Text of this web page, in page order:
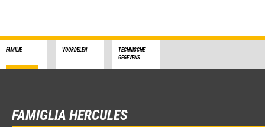
FAMILIE VOORDELEN
TECHNISCHE
GEGEVENS
FAMIGLIA HERCULES